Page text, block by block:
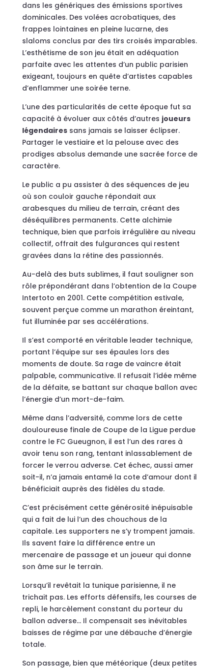
dans les génériques des émissions sportives
dominicales. Des volées acrobatiques, des
frappes lointaines en pleine lucarne, des
slaloms conclus par des tirs croisés imparables.
L’esthétisme de son jeu était en adéquation
parfaite avec les attentes d’un public parisien
exigeant, toujours en quête d’artistes capables
d’enflammer une soirée terne.
L’une des particularités de cette époque fut sa
capacité à évoluer aux côtés d’autres joueurs
légendairessans jamais se laisser éclipser.
Partager le vestiaire et la pelouse avec des
prodiges absolus demande une sacrée force de
caractère.
Le public a pu assister à des séquences de jeu
où son couloir gauche répondait aux
arabesques du milieu de terrain, créant des
déséquilibres permanents. Cette alchimie
technique, bien que parfois irrégulière au niveau
collectif, offrait des fulgurances qui restent
gravées dans la rétine des passionnés.
Au-delà des buts sublimes, il faut souligner son
rôle prépondérant dans l’obtention de la Coupe
Intertoto en 2001. Cette compétition estivale,
souvent perçue comme un marathon éreintant,
fut illuminée par ses accélérations.
Il s’est comporté en véritable leader technique,
portant l’équipe sur ses épaules lors des
moments de doute. Sa rage de vaincre était
palpable, communicative. Il refusait l’idée même
de la défaite, se battant sur chaque ballon avec
l’énergie d’un mort-de-faim.
Même dans l’adversité, comme lors de cette
douloureuse finale de Coupe de la Ligue perdue
contre le FC Gueugnon, il est l’un des rares à
avoir tenu son rang, tentant inlassablement de
forcer le verrou adverse. Cet échec, aussi amer
soit-il, n’a jamais entamé la cote d’amour dont il
bénéficiait auprès des fidèles du stade.
C’est précisément cette générosité inépuisable
qui a fait de lui l’un des chouchous de la
capitale. Les supporters ne s’y trompent jamais.
Ils savent faire la différence entre un
mercenaire de passage et un joueur qui donne
son âme sur le terrain.
Lorsqu’il revêtait la tunique parisienne, il ne
trichait pas. Les efforts défensifs, les courses de
repli, le harcèlement constant du porteur du
ballon adverse… Il compensait ses inévitables
baisses de régime par une débauche d’énergie
totale.
Son passage, bien que météorique (deux petites